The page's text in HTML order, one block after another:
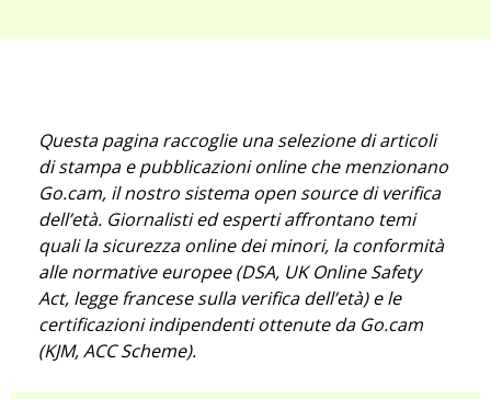
Questa pagina raccoglie una selezione di articoli
di stampa e pubblicazioni online che menzionano
Go.cam, il nostro sistema open source di verifica
dell’età. Giornalisti ed esperti affrontano temi
quali la sicurezza online dei minori, la conformità
alle normative europee (DSA, UK Online Safety
Act, legge francese sulla verifica dell’età) e le
certificazioni indipendenti ottenute da Go.cam
(KJM, ACC Scheme).